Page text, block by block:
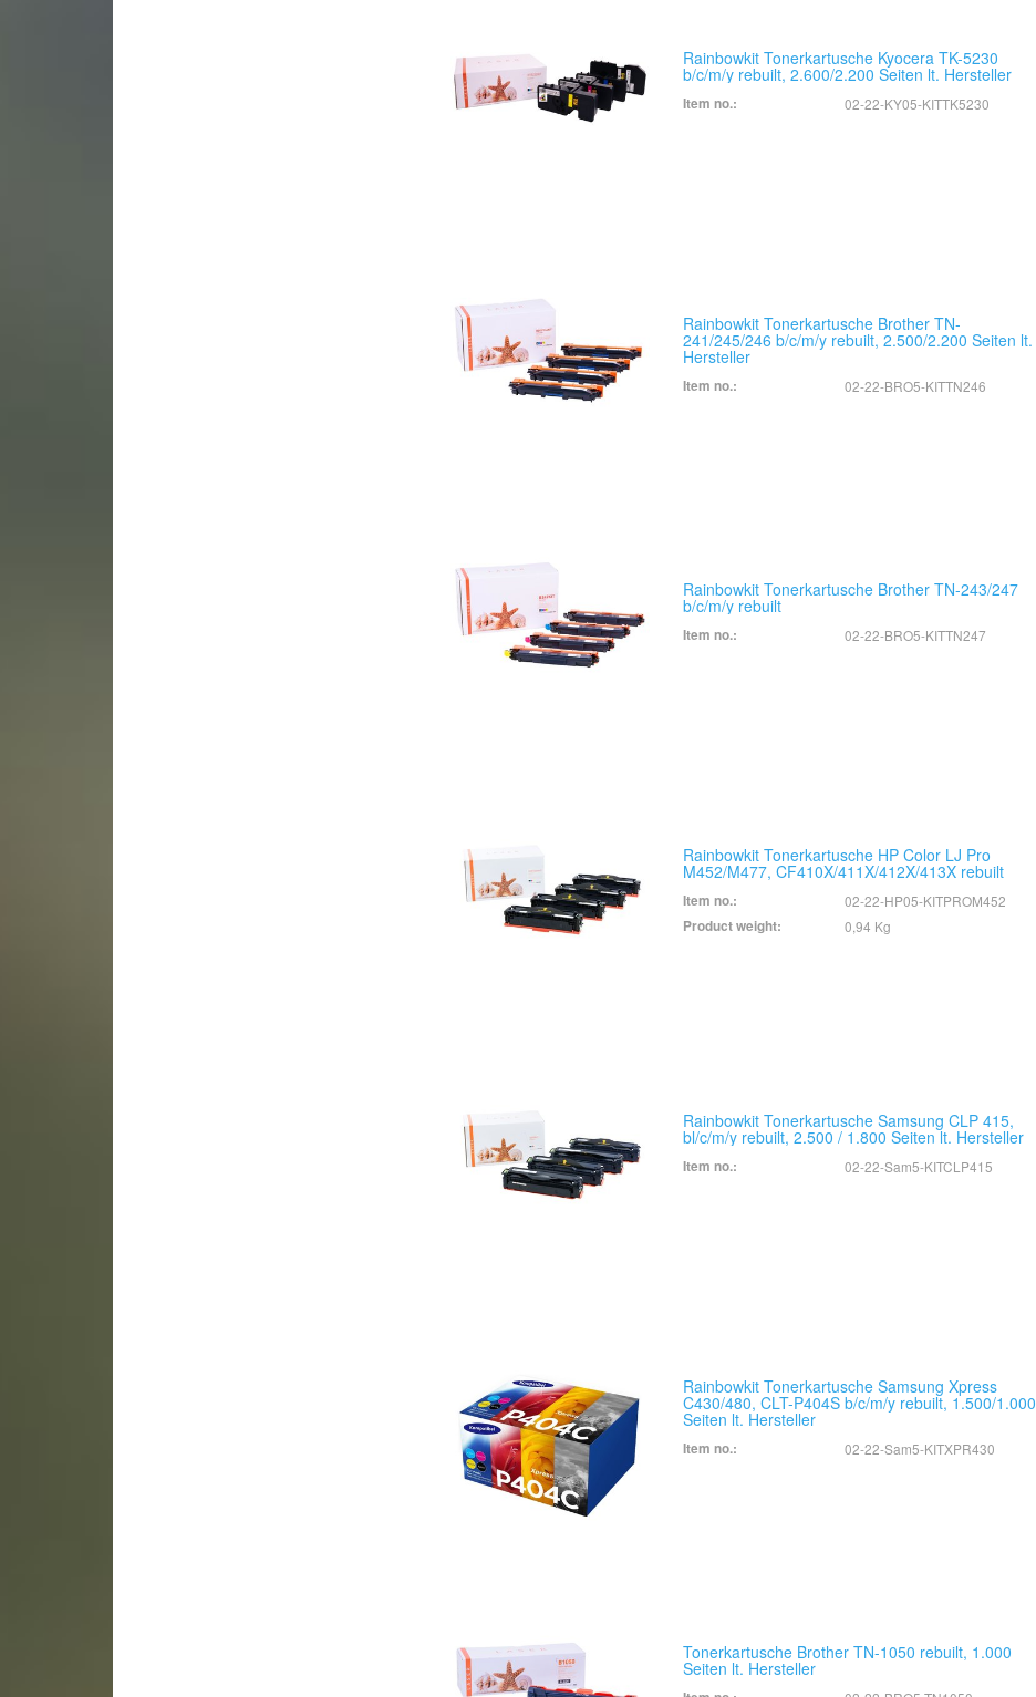
Rainbowkit Tonerkartusche Kyocera TK-5230
b/c/m/y rebuilt, 2.600/2.200 Seiten lt. Hersteller
Item no.: 02-22-KY05-KITTK5230
Rainbowkit Tonerkartusche Brother TN-
241/245/246 b/c/m/y rebuilt, 2.500/2.200 Seiten lt.
Hersteller
Item no.: 02-22-BRO5-KITTN246
Rainbowkit Tonerkartusche Brother TN-243/247
b/c/m/y rebuilt
Item no.: 02-22-BRO5-KITTN247
Rainbowkit Tonerkartusche HP Color LJ Pro
M452/M477, CF410X/411X/412X/413X rebuilt
Item no.:
02-22-HP05-KITPROM452
Product weight:
0,94 Kg
Rainbowkit Tonerkartusche Samsung CLP 415,
bl/c/m/y rebuilt, 2.500 / 1.800 Seiten lt. Hersteller
Item no.: 02-22-Sam5-KITCLP415
Rainbowkit Tonerkartusche Samsung Xpress
C430/480, CLT-P404S b/c/m/y rebuilt, 1.500/1.000
Seiten lt. Hersteller
Item no.: 02-22-Sam5-KITXPR430
Tonerkartusche Brother TN-1050 rebuilt, 1.000
Seiten lt. Hersteller